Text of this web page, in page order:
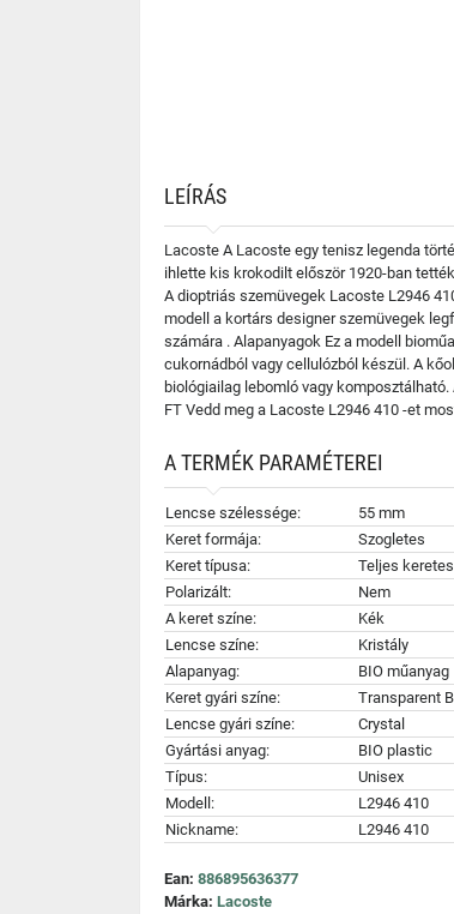
LEÍRÁS
Lacoste A Lacoste egy tenisz legenda
ihlette kis krokodilt először 1920-ban
A dioptriás szemüvegek Lacoste L2946
modell a kortárs designer szemüvegek
számára . Alapanyagok Ez a modell
cukornádból vagy cellulózból készül. A
biológiailag lebomló vagy
FT Vedd meg a Lacoste L2946 410 -et
A TERMÉK PARAMÉTEREI
Lencse szélessége:
55 mm
Keret formája:
Szogletes
Keret típusa:
Teljes keretes
Polarizált:
Nem
A keret színe:
Kék
Lencse színe:
Kristály
Alapanyag:
BIO műanyag
Keret gyári színe:
Transparent
Lencse gyári színe:
Crystal
Gyártási anyag:
BIO plastic
Típus:
Unisex
Modell:
L2946 410
Nickname:
L2946 410
Ean: 886895636377
Márka: Lacoste